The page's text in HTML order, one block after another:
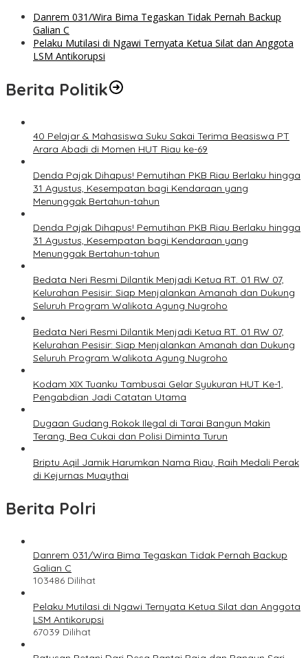
Danrem 031/Wira Bima Tegaskan Tidak Pernah Backup
Galian C
Pelaku Mutilasi di Ngawi Ternyata Ketua Silat dan Anggota
LSM Antikorupsi
Berita Politik
40 Pelajar & Mahasiswa Suku Sakai Terima Beasiswa PT
Arara Abadi di Momen HUT Riau ke-69
Denda Pajak Dihapus! Pemutihan PKB Riau Berlaku hingga
31 Agustus, Kesempatan bagi Kendaraan yang
Menunggak Bertahun-tahun
Denda Pajak Dihapus! Pemutihan PKB Riau Berlaku hingga
31 Agustus, Kesempatan bagi Kendaraan yang
Menunggak Bertahun-tahun
Bedata Neri Resmi Dilantik Menjadi Ketua RT. 01 RW 07,
Kelurahan Pesisir: Siap Menjalankan Amanah dan Dukung
Seluruh Program Walikota Agung Nugroho
Bedata Neri Resmi Dilantik Menjadi Ketua RT. 01 RW 07,
Kelurahan Pesisir: Siap Menjalankan Amanah dan Dukung
Seluruh Program Walikota Agung Nugroho
Kodam XIX Tuanku Tambusai Gelar Syukuran HUT Ke-1,
Pengabdian Jadi Catatan Utama
Dugaan Gudang Rokok Ilegal di Tarai Bangun Makin
Terang, Bea Cukai dan Polisi Diminta Turun
Briptu Aqil Jamik Harumkan Nama Riau, Raih Medali Perak
di Kejurnas Muaythai
Berita Polri
Danrem 031/Wira Bima Tegaskan Tidak Pernah Backup
Galian C
103486 Dilihat
Pelaku Mutilasi di Ngawi Ternyata Ketua Silat dan Anggota
LSM Antikorupsi
67039 Dilihat